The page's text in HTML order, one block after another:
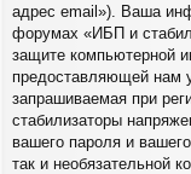
адрес email»). Ваша
форумах «ИБП и
защите компьютерной
предоставляющей нам
запрашиваемая при
стабилизаторы
вашего пароля и
так и необязательной